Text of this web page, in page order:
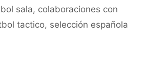
sala, colaboraciones con
tactico, selección española